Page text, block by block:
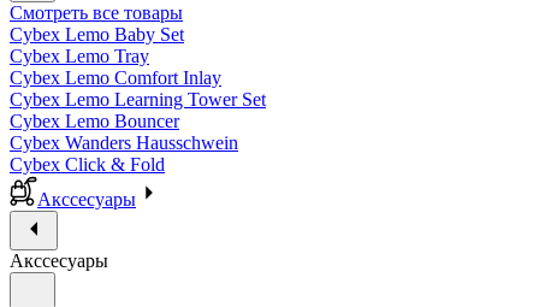
Смотреть все товары
Cybex Lemo Baby Set
Cybex Lemo Tray
Cybex Lemo Comfort Inlay
Cybex Lemo Learning Tower Set
Cybex Lemo Bouncer
Cybex Wanders Hausschwein
Cybex Click & Fold
Акссесуары
Акссесуары